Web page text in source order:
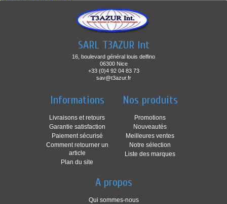
SARL T3AZUR Int
16, boulevard général louis delfino
06300 Nice
+33 (0)4 92 04 83 73
sav@t3azur.fr
Informations
Livraisons et retours
Garantie satisfaction
Paiement sécurisé
Comment retourner un
article
Plan du site
Nos produits
Promotions
Nouveautés
Meilleures ventes
Notre sélection
Liste des marques
A propos
Qui sommes-nous